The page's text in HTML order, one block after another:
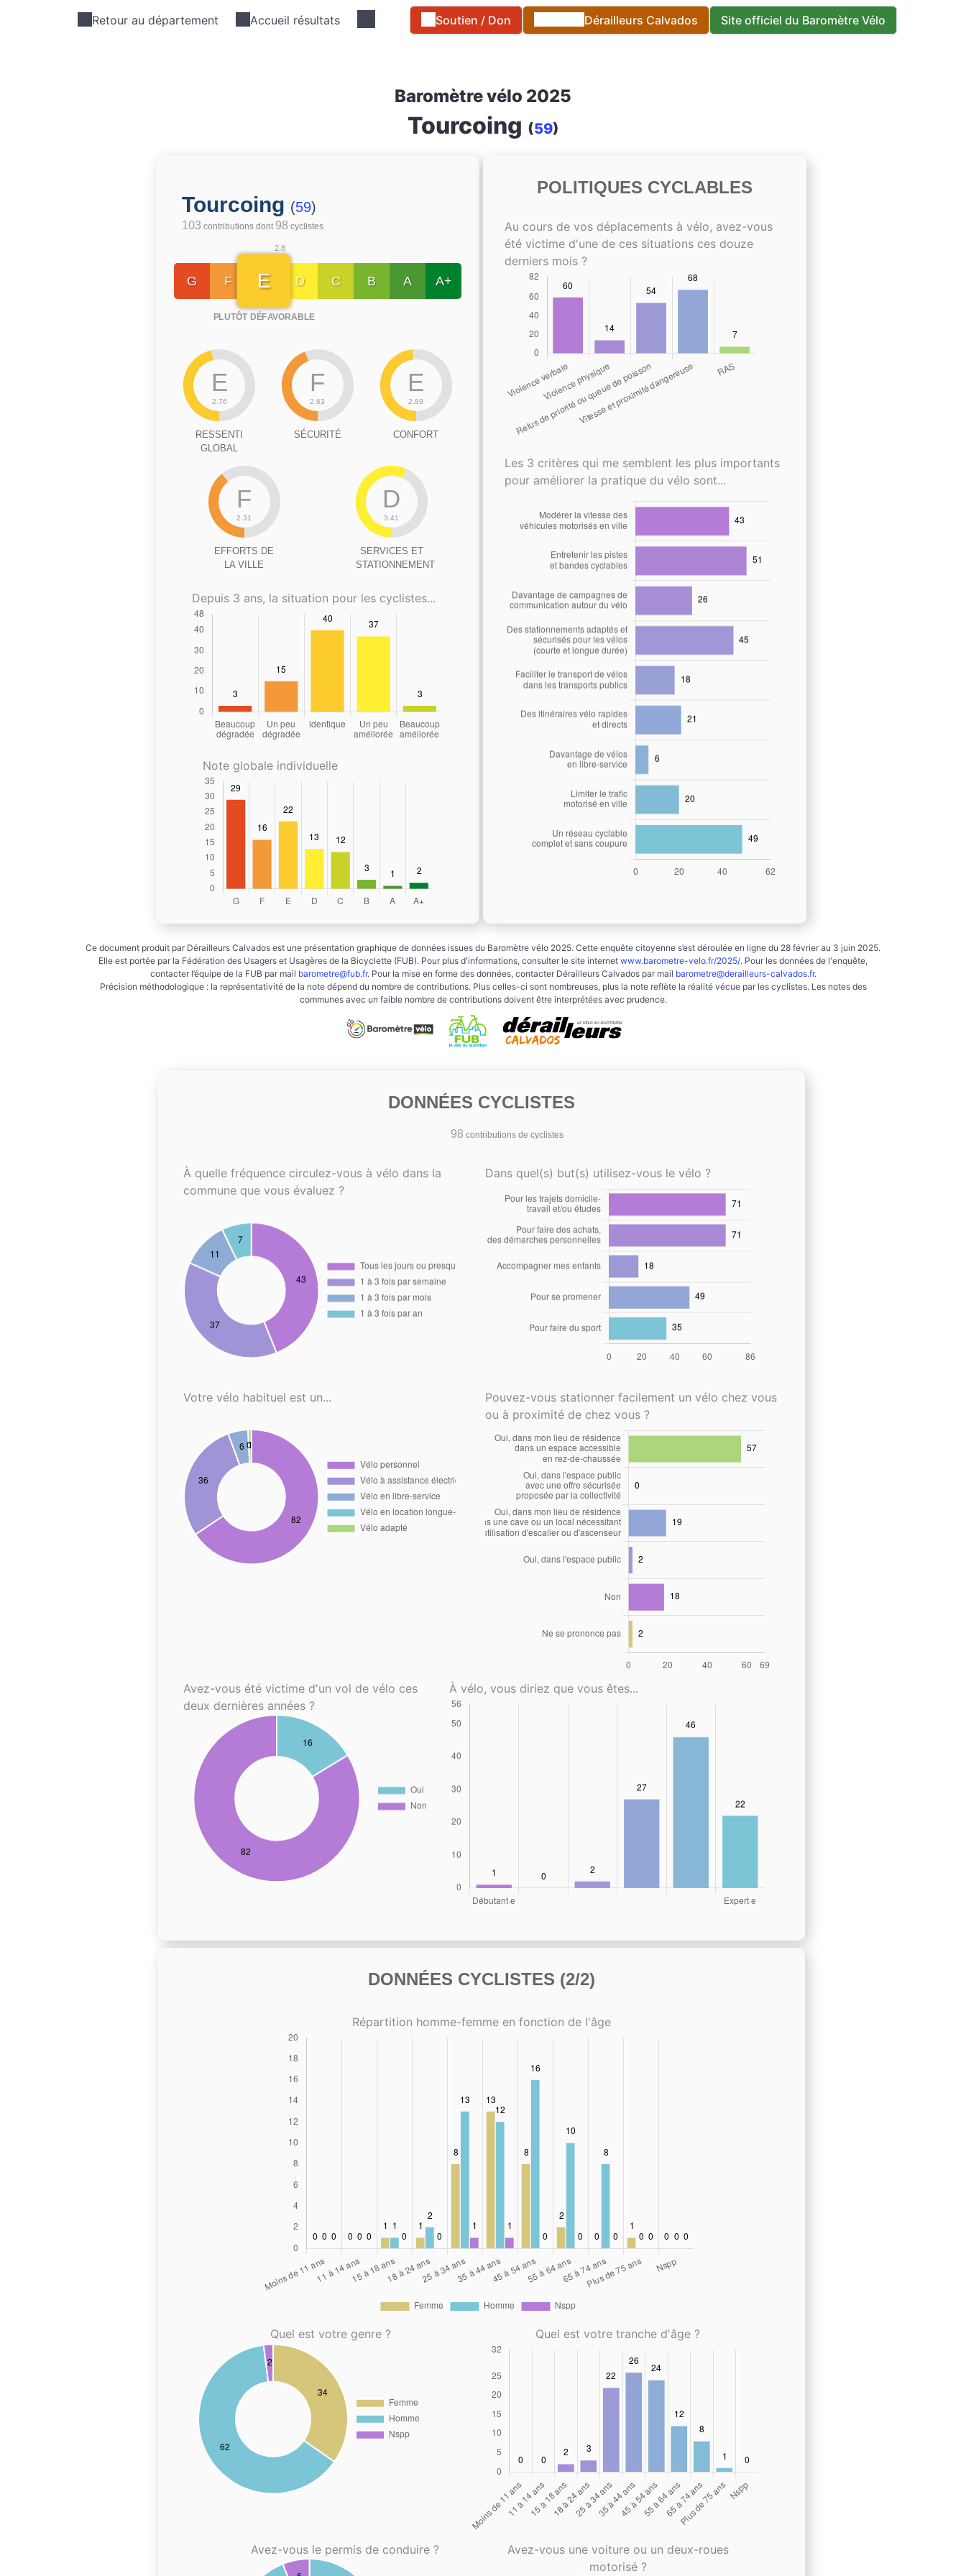
Retour au département Accueil résultats Soutien / Don Dérailleurs Calvados Site officiel du Baromètre Vélo
Baromètre vélo 2025
Tourcoing (59)
Tourcoing (59)
103 contributions dont 98 cyclistes
G F
2.8
E
PLUTÔT DÉFAVORABLE
D C B A A+
E
2.76
RESSENTI
GLOBAL
F
2.63
SÉCURITÉ
E
2.89
CONFORT
F
2.31
EFFORTS DE
LA VILLE
D
3.41
SERVICES ET
STATIONNEMENT
Depuis 3 ans, la situation pour les cyclistes...
Note globale individuelle
POLITIQUES CYCLABLES
Au cours de vos déplacements à vélo, avez-vous
été victime d'une de ces situations ces douze
derniers mois ?
Les 3 critères qui me semblent les plus importants
pour améliorer la pratique du vélo sont...
Ce document produit par Dérailleurs Calvados est une présentation graphique de données issues du Baromètre vélo 2025. Cette enquête citoyenne s’est déroulée en ligne du 28 février au 3 juin 2025.
Elle est portée par la Fédération des Usagers et Usagères de la Bicyclette (FUB). Pour plus d'informations, consulter le site internet www.barometre-velo.fr/2025/. Pour les données de l'enquête,
contacter l’équipe de la FUB par mail barometre@fub.fr. Pour la mise en forme des données, contacter Dérailleurs Calvados par mail barometre@derailleurs-calvados.fr.
Précision méthodologique : la représentativité de la note dépend du nombre de contributions. Plus celles-ci sont nombreuses, plus la note reflète la réalité vécue par les cyclistes. Les notes des
communes avec un faible nombre de contributions doivent être interprétées avec prudence.
DONNÉES CYCLISTES
98 contributions de cyclistes
À quelle fréquence circulez-vous à vélo dans la
commune que vous évaluez ?
Dans quel(s) but(s) utilisez-vous le vélo ?
Votre vélo habituel est un...
Pouvez-vous stationner facilement un vélo chez vous
ou à proximité de chez vous ?
Avez-vous été victime d'un vol de vélo ces
deux dernières années ?
À vélo, vous diriez que vous êtes...
DONNÉES CYCLISTES (2/2)
Répartition homme-femme en fonction de l'âge
Quel est votre genre ? Quel est votre tranche d'âge ?
Avez-vous le permis de conduire ?
Avez-vous une voiture ou un deux-roues
motorisé ?